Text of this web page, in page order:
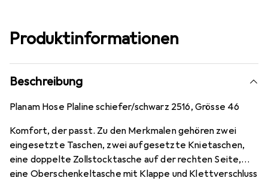
Produktinformationen
Beschreibung
Planam Hose Plaline schiefer/schwarz 2516, Grösse 46
Komfort, der passt. Zu den Merkmalen gehören zwei
eingesetzte Taschen, zwei aufgesetzte Knietaschen,
eine doppelte Zollstocktasche auf der rechten Seite,
eine Oberschenkeltasche mit Klappe und Klettverschluss